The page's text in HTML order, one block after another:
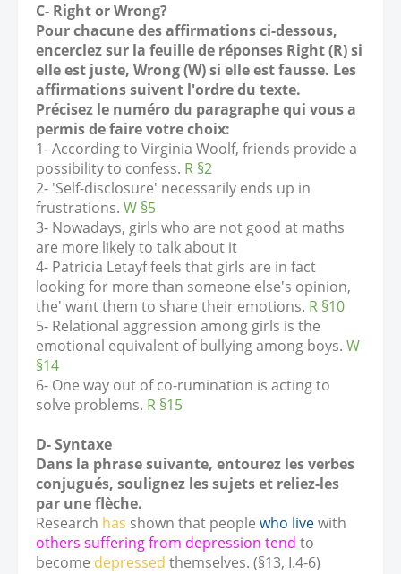
C- Right or Wrong?
Pour chacune des affirmations ci-dessous,
encerclez sur la feuille de réponses Right (R) si
elle est juste, Wrong (W) si elle est fausse. Les
affirmations suivent l'ordre du texte.
Précisez le numéro du paragraphe qui vous a
permis de faire votre choix:
1- According to Virginia Woolf, friends provide a
possibility to confess. R §2
2- 'Self-disclosure' necessarily ends up in
frustrations. W §5
3- Nowadays, girls who are not good at maths
are more likely to talk about it
4- Patricia Letayf feels that girls are in fact
looking for more than someone else's opinion,
the' want them to share their emotions. R §10
5- Relational aggression among girls is the
emotional equivalent of bullying among boys. W
§14
6- One way out of co-rumination is acting to
solve problems. R §15
D- Syntaxe
Dans la phrase suivante, entourez les verbes
conjugués, soulignez les sujets et reliez-les
par une flèche.
Research has shown that people who livewith
others suffering from depression tend to
become depressed themselves. (§13, I.4-6)